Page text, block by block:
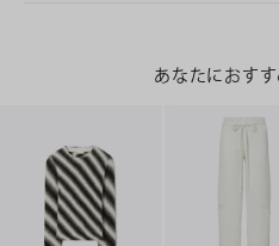
あなたにおす